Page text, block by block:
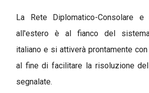
La Rete Diplomatico-Consolare
all'estero è al fianco del sistema
italiano e si attiverà prontamente
al fine di facilitare la risoluzione
segnalate.